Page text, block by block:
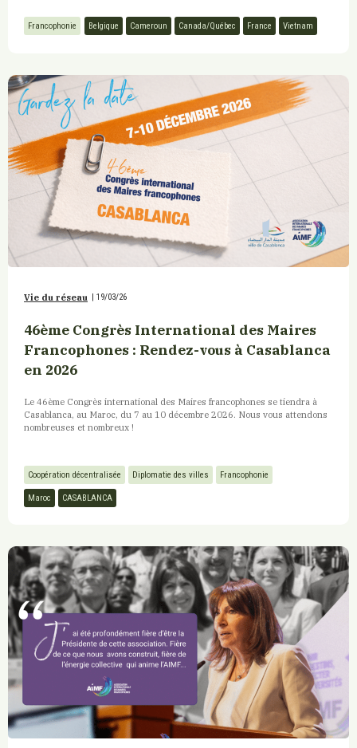
Francophonie Belgique Cameroun Canada/Québec France Vietnam
Vie du réseau | 19/03/26
46ème Congrès International des Maires
Francophones : Rendez-vous à Casablanca
en 2026
Le 46ème Congrès international des Maires francophones se tiendra à
Casablanca, au Maroc, du 7 au 10 décembre 2026. Nous vous attendons
nombreuses et nombreux !
Coopération décentralisée Diplomatie des villes Francophonie
Maroc CASABLANCA